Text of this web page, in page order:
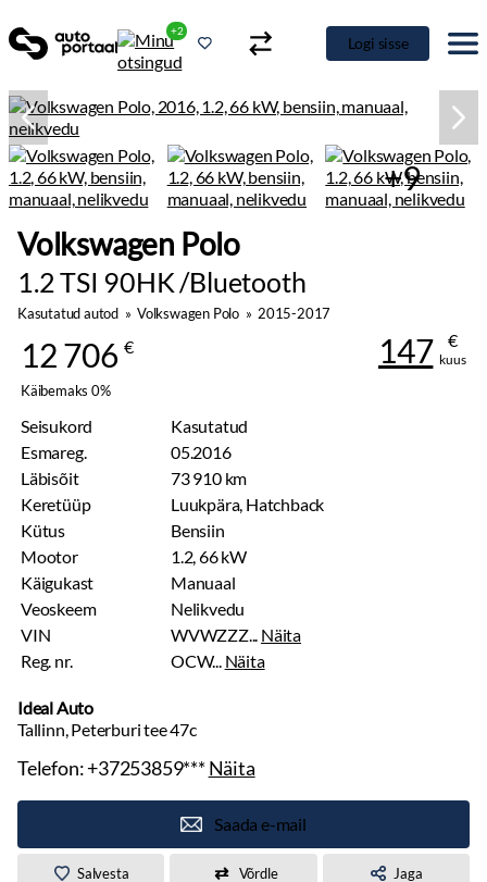
+2
Logi sisse
+9
Volkswagen Polo
1.2 TSI 90HK /Bluetooth
Kasutatud autod »Volkswagen Polo » 2015-2017
12 706 € 147 €
kuus
Käibemaks 0%
Seisukord
Kasutatud
Esmareg.
05.2016
Läbisõit
73 910 km
Keretüüp
Luukpära, Hatchback
Kütus
Bensiin
Mootor
1.2, 66 kW
Käigukast
Manuaal
Veoskeem
Nelikvedu
VIN
WVWZZZ... Näita
Reg. nr.
OCW... Näita
Ideal Auto
Tallinn, Peterburi tee 47c
Telefon:+37253859***Näita
Saada e-mail
Salvesta Võrdle Jaga